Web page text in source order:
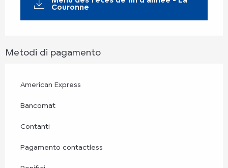
Couronne
Metodi di pagamento
American Express
Bancomat
Contanti
Pagamento contactless